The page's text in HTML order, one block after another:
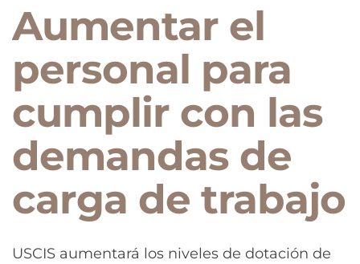
Aumentar el
personal para
cumplir con las
demandas de
carga de trabajo
USCIS aumentará los niveles de dotación de